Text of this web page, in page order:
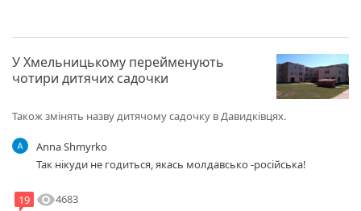
У Хмельницькому перейменують
чотири дитячих садочки
Також змінять назву дитячому садочку в Давидківцях.
Anna Shmyrko
Так нікуди не годиться, якась молдавсько -російська!
19 visibility4683